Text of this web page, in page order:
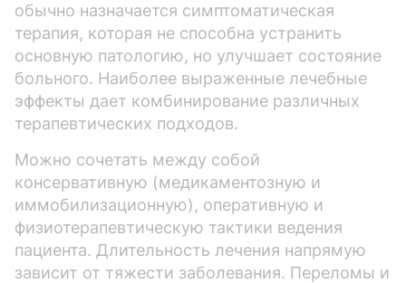
обычно назначается симптоматическая
терапия, которая не способна устранить
основную патологию, но улучшает состояние
больного. Наиболее выраженные лечебные
эффекты дает комбинирование различных
терапевтических подходов.
Можно сочетать между собой
консервативную (медикаментозную и
иммобилизационную), оперативную и
физиотерапевтическую тактики ведения
пациента. Длительность лечения напрямую
зависит от тяжести заболевания. Переломы и